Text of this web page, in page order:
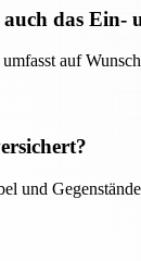
das Ein-
auf
und